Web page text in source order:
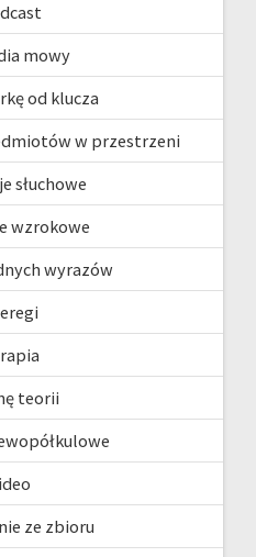
mowy
od klucza
w przestrzeni
słuchowe
wzrokowe
wyrazów
teorii
ze zbioru